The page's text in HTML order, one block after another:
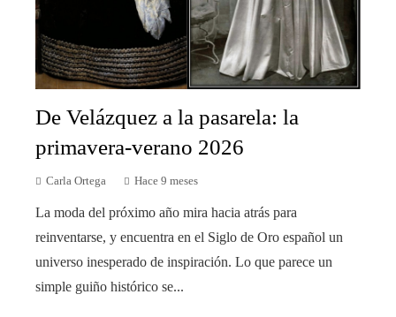
De Velázquez a la pasarela: la
primavera-verano 2026
Carla Ortega Hace 9 meses
La moda del próximo año mira hacia atrás para
reinventarse, y encuentra en el Siglo de Oro español un
universo inesperado de inspiración. Lo que parece un
simple guiño histórico se...